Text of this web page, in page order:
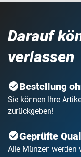
Darauf
verlassen
Bestellung
Sie können Ihre
zurückgeben!
Geprüfte
Alle Münzen werden